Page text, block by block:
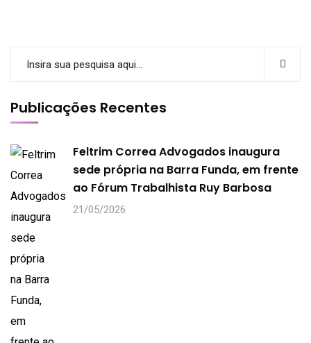
Publicações Recentes
Feltrim Correa Advogados inaugura
sede própria na Barra Funda, em frente
ao Fórum Trabalhista Ruy Barbosa
21/05/2026